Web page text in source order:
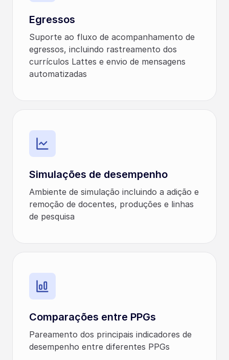
Egressos
Suporte ao fluxo de acompanhamento de
egressos, incluindo rastreamento dos
currículos Lattes e envio de mensagens
automatizadas
Simulações de desempenho
Ambiente de simulação incluindo a adição e
remoção de docentes, produções e linhas
de pesquisa
Comparações entre PPGs
Pareamento dos principais indicadores de
desempenho entre diferentes PPGs